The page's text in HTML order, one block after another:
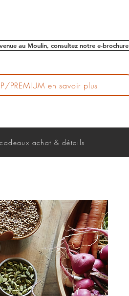
au Moulin, consultez notre e-brochure
PREMIUM en savoir plus
achat & détails